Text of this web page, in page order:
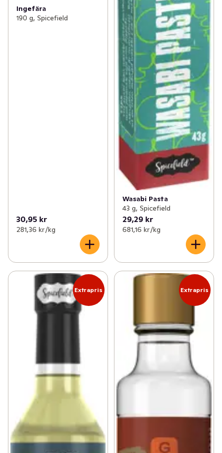
Ingefära
190 g, Spicefield
30,95 kr
281,36 kr /kg
Wasabi Pasta
43 g, Spicefield
29,29 kr
681,16 kr /kg
Extrapris Extrapris